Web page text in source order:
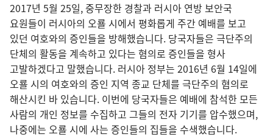
2017년 5월 25일, 중무장한 경찰과 러시아 연방 보안국
요원들이 러시아의 오룔 시에서 평화롭게 주간 예배를 보고
있던 여호와의 증인들을 방해했습니다. 당국자들은 극단주의
단체의 활동을 계속하고 있다는 혐의로 증인들을 형사
고발하겠다고 말했습니다. 러시아 정부는 2016년 6월 14일에
오룔 시의 여호와의 증인 지역 종교 단체를 극단주의 혐의로
해산시킨 바 있습니다. 이번에 당국자들은 예배에 참석한 모든
사람의 개인 정보를 수집하고 그들의 전자 기기를 압수했으며,
나중에는 오룔 시에 사는 증인들의 집들을 수색했습니다.